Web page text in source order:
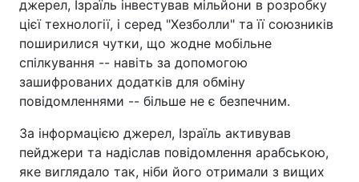
джерел, Ізраїль інвестував мільйони в розробку
цієї технології, і серед "Хезболли" та її союзників
поширилися чутки, що жодне мобільне
спілкування -- навіть за допомогою
зашифрованих додатків для обміну
повідомленнями -- більше не є безпечним.
За інформацією джерел, Ізраїль активував
пейджери та надіслав повідомлення арабською,
яке виглядало так, ніби його отримали з вищих